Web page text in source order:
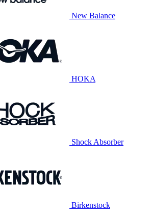
New Balance
HOKA
Shock Absorber
Birkenstock